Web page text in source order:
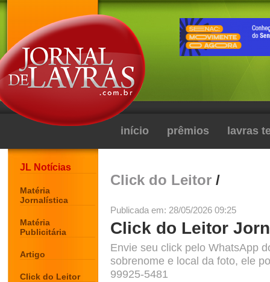
início prêmios lavras
JL Notícias
Matéria
Jornalística
Matéria
Publicitária
Artigo
Click do Leitor
Click do Leitor /
Publicada em: 28/05/2026 09:25
Click do Leitor
Envie seu click pelo WhatsApp
sobrenome e local da foto, ele
99925-5481